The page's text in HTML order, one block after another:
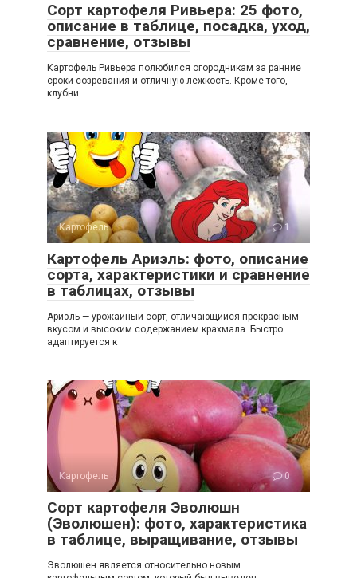
Сорт картофеля Ривьера: 25 фото,
описание в таблице, посадка, уход,
сравнение, отзывы
Картофель Ривьера полюбился огородникам за ранние
сроки созревания и отличную лежкость. Кроме того,
клубни
Картофель 1
Картофель Ариэль: фото, описание
сорта, характеристики и сравнение
в таблицах, отзывы
Ариэль — урожайный сорт, отличающийся прекрасным
вкусом и высоким содержанием крахмала. Быстро
адаптируется к
Картофель 0
Сорт картофеля Эволюшн
(Эволюшен): фото, характеристика
в таблице, выращивание, отзывы
Эволюшен является относительно новым